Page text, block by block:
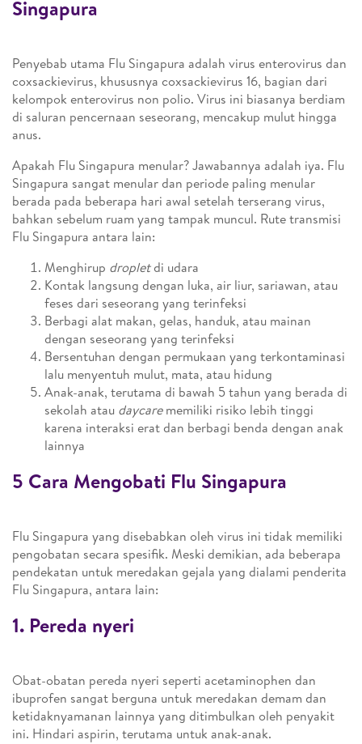
Singapura
Penyebab utama Flu Singapura adalah virus enterovirus dan
coxsackievirus, khususnya coxsackievirus 16, bagian dari
kelompok enterovirus non polio. Virus ini biasanya berdiam
di saluran pencernaan seseorang, mencakup mulut hingga
anus.
Apakah Flu Singapura menular? Jawabannya adalah iya. Flu
Singapura sangat menular dan periode paling menular
berada pada beberapa hari awal setelah terserang virus,
bahkan sebelum ruam yang tampak muncul. Rute transmisi
Flu Singapura antara lain:
Menghirup dropletdi udara
Kontak langsung dengan luka, air liur, sariawan, atau
feses dari seseorang yang terinfeksi
Berbagi alat makan, gelas, handuk, atau mainan
dengan seseorang yang terinfeksi
Bersentuhan dengan permukaan yang terkontaminasi
lalu menyentuh mulut, mata, atau hidung
Anak-anak, terutama di bawah 5 tahun yang berada di
sekolah atau daycarememiliki risiko lebih tinggi
karena interaksi erat dan berbagi benda dengan anak
lainnya
5 Cara Mengobati Flu Singapura
Flu Singapura yang disebabkan oleh virus ini tidak memiliki
pengobatan secara spesifik. Meski demikian, ada beberapa
pendekatan untuk meredakan gejala yang dialami penderita
Flu Singapura, antara lain:
1. Pereda nyeri
Obat-obatan pereda nyeri seperti acetaminophen dan
ibuprofen sangat berguna untuk meredakan demam dan
ketidaknyamanan lainnya yang ditimbulkan oleh penyakit
ini. Hindari aspirin, terutama untuk anak-anak.